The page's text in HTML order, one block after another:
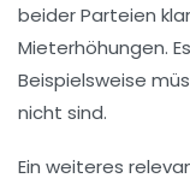
beider Parteien
Mieterhöhungen.
Beispielsweise
nicht sind.
Ein weiteres